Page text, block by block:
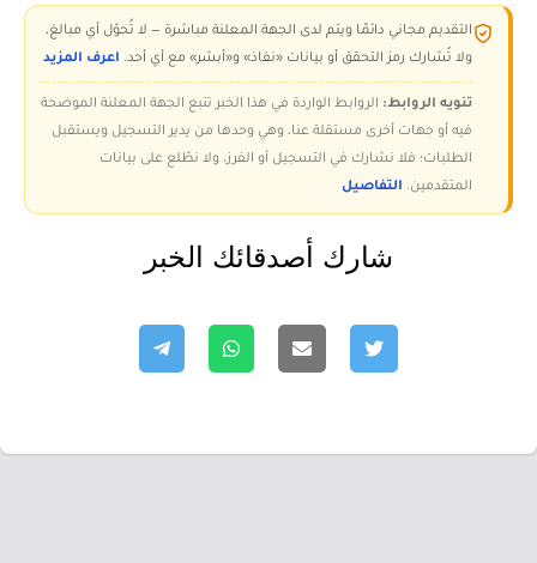
التقديم مجاني دائمًا ويتم لدى الجهة المعلنة مباشرة — لا تُحوّل أي مبالغ،
ولا تُشارك رمز التحقق أو بيانات «نفاذ» و«أبشر» مع أي أحد. اعرف المزيد
تنويه الروابط: الروابط الواردة في هذا الخبر تتبع الجهة المعلنة الموضحة
فيه أو جهات أخرى مستقلة عنا، وهي وحدها من يدير التسجيل ويستقبل
الطلبات؛ فلا نشارك في التسجيل أو الفرز، ولا نطّلع على بيانات
المتقدمين. التفاصيل
شارك أصدقائك الخبر